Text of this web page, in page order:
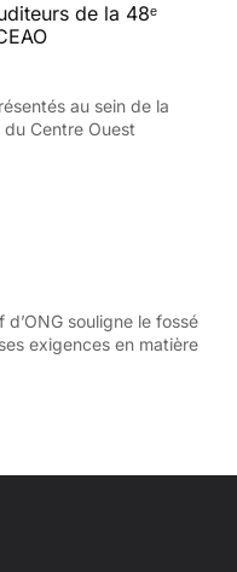
de la 48ᵉ
au sein de la
Centre Ouest
souligne le fossé
exigences en matière